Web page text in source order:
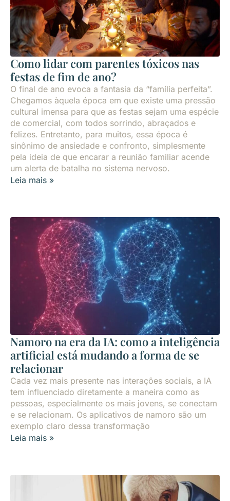
Como lidar com parentes tóxicos nas
festas de fim de ano?
O final de ano evoca a fantasia da “família perfeita”.
Chegamos àquela época em que existe uma pressão
cultural imensa para que as festas sejam uma espécie
de comercial, com todos sorrindo, abraçados e
felizes. Entretanto, para muitos, essa época é
sinônimo de ansiedade e confronto, simplesmente
pela ideia de que encarar a reunião familiar acende
um alerta de batalha no sistema nervoso.
Leia mais »
Namoro na era da IA: como a inteligência
artificial está mudando a forma de se
relacionar
Cada vez mais presente nas interações sociais, a IA
tem influenciado diretamente a maneira como as
pessoas, especialmente os mais jovens, se conectam
e se relacionam. Os aplicativos de namoro são um
exemplo claro dessa transformação
Leia mais »